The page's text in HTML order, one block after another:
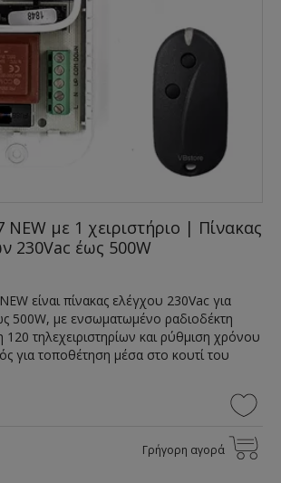
NEW με 1 χειριστήριο | Πίνακας
230Vac έως 500W
είναι πίνακας ελέγχου 230Vac για
500W, με ενσωματωμένο ραδιοδέκτη
τηλεχειριστηρίων και ρύθμιση χρόνου
για τοποθέτηση μέσα στο κουτί του
Γρήγορη αγορά